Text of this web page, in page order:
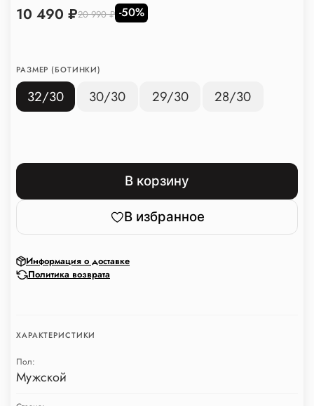
РАЗМЕР (БОТИНКИ)
32/30 30/30 29/30 28/30
10 490 ₽20 990 ₽ -50%
В корзину
В избранное
Информация о доставке
Политика возврата
ХАРАКТЕРИСТИКИ
Пол:
Мужской